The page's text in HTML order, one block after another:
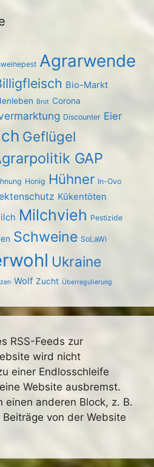
Agrarwende
Bio-Markt
Brot Corona
Discounter Eier
Geflügel
GAP
Honig Hühner In-Ovo
Kükentöten
Milchvieh Pestizide
Schweine SoLaWi
Ukraine
Wolf Zucht Überregulierung
RSS-Feeds zur
wird nicht
einer Endlosschleife
Website ausbremst.
einen anderen Block, z. B.
Beiträge von der Website